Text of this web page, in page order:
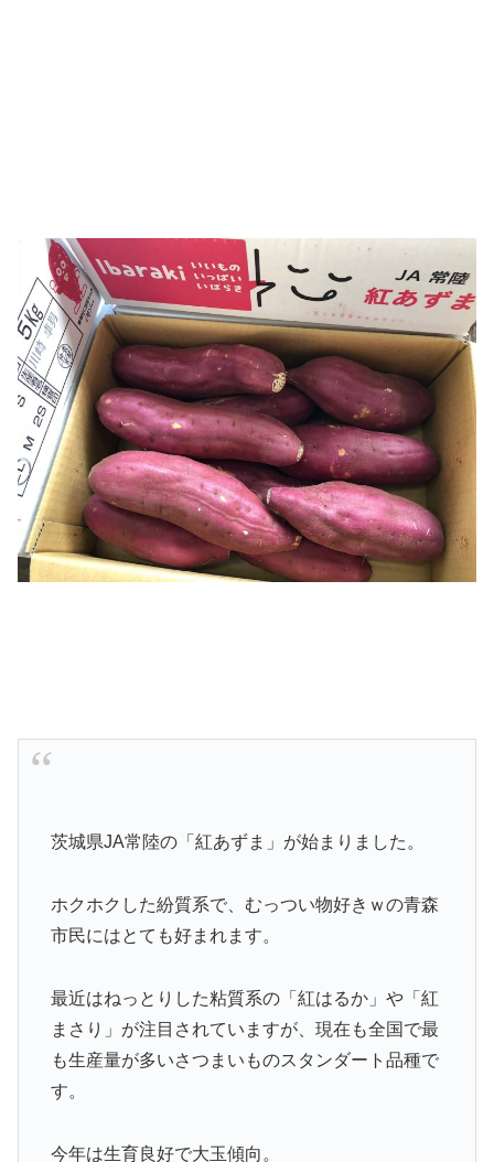
茨城県JA常陸の「紅あずま」が始まりました。
ホクホクした紛質系で、むっつい物好きｗの青森
市民にはとても好まれます。
最近はねっとりした粘質系の「紅はるか」や「紅
まさり」が注目されていますが、現在も全国で最
も生産量が多いさつまいものスタンダート品種で
す。
今年は生育良好で大玉傾向。